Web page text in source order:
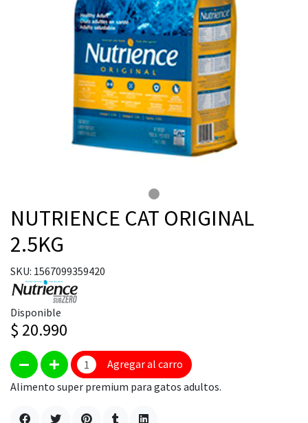
NUTRIENCE CAT ORIGINAL
2.5KG
SKU: 1567099359420
Disponible
$ 20.990
Agregar al carro
Alimento super premium para gatos adultos.